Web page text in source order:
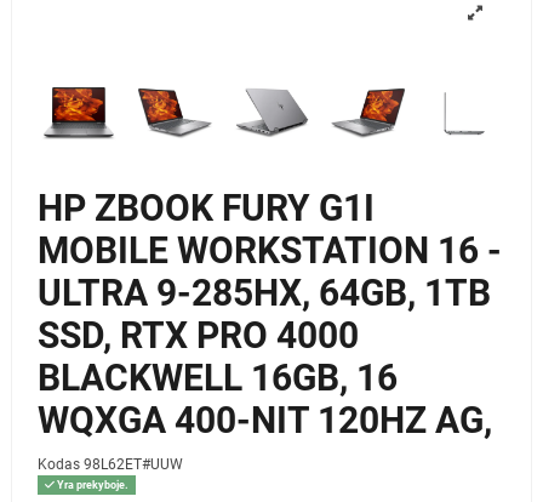
HP ZBOOK FURY G1I
MOBILE WORKSTATION 16 -
ULTRA 9-285HX, 64GB, 1TB
SSD, RTX PRO 4000
BLACKWELL 16GB, 16
WQXGA 400-NIT 120HZ AG,
Kodas 98L62ET#UUW
Yra prekyboje.